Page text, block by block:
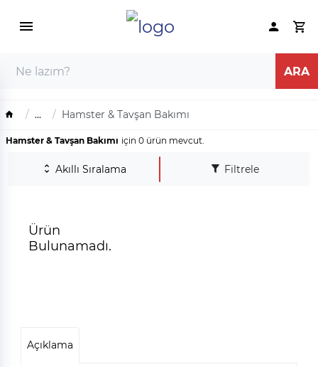
... Hamster & Tavşan Bakımı
Hamster & Tavşan Bakımı için 0 ürün mevcut.
Akıllı Sıralama Filtrele
Ürün
Bulunamadı.
Açıklama